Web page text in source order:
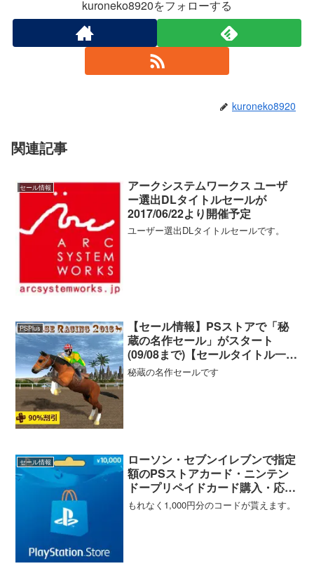
kuroneko8920をフォローする
kuroneko8920
関連記事
セール情報
アークシステムワークス ユーザ
ー選出DLタイトルセールが
2017/06/22より開催予定
ユーザー選出DLタイトルセールです。
PSPlus
【セール情報】PSストアで「秘
蔵の名作セール」がスタート
(09/08まで)【セールタイトル一
覧・ソート機能付き】
秘蔵の名作セールです
セール情報
ローソン・セブンイレブンで指定
額のPSストアカード・ニンテン
ドープリペイドカード購入・応募
でもれなく1,000円分のコードが
貰えるキャンペーンがスタート
もれなく1,000円分のコードが貰えます。